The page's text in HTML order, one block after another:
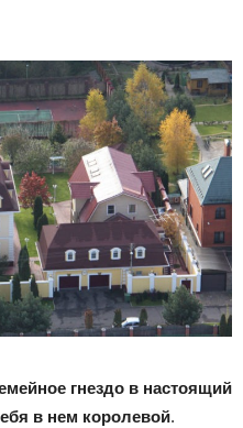
гнездо в настоящий
в нем королевой.